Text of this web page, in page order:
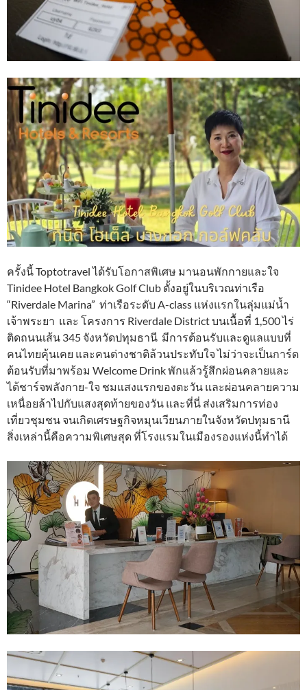
ครั้งนี้ Toptotravel ได้รับโอกาสพิเศษ มานอนพักกายและใจ
Tinidee Hotel Bangkok Golf Club ตั้งอยู่ในบริเวณท่าเรือ
“Riverdale Marina” ท่าเรือระดับ A-class แห่งแรกในลุ่มแม่น้ำ
เจ้าพระยา และ โครงการ Riverdale District บนเนื้อที่ 1,500 ไร่
ติดถนนเส้น 345 จังหวัดปทุมธานี มีการต้อนรับและดูแลแบบที่
คนไทยคุ้นเคย และคนต่างชาติล้วนประทับใจ ไม่ว่าจะเป็นการ์ด
ต้อนรับที่มาพร้อม Welcome Drink พักแล้วรู้สึกผ่อนคลายและ
ได้ชาร์จพลังกาย-ใจ ชมแสงแรกของตะวัน และผ่อนคลายความ
เหนื่อยล้าไปกับแสงสุดท้ายของวัน และที่นี่ ส่งเสริมการท่อง
เที่ยวชุมชน จนเกิดเศรษฐกิจหมุนเวียนภายในจังหวัดปทุมธานี
สิ่งเหล่านี้คือความพิเศษสุด ที่โรงแรมในเมืองรองแห่งนี้ทำได้